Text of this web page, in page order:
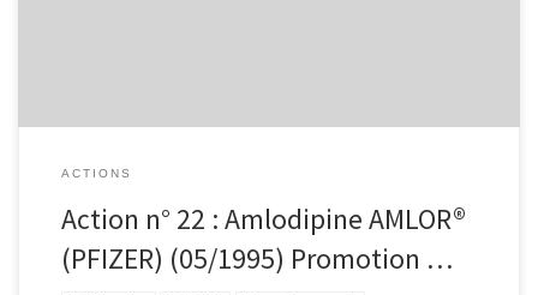
ACTIONS
Action n° 22 : Amlodipine AMLOR®
(PFIZER) (05/1995) Promotion …